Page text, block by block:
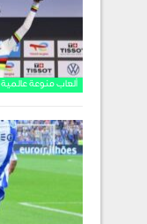
ألعاب منوعة عالمية